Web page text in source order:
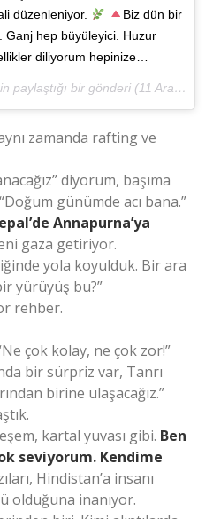
düzenleniyor.
Biz dün bir
Ganj hep büyüleyici. Huzur
diliyorum hepinize…
paylaştığı bir gönderi (11 Ara 2017, 01:54 PST
zamanda rafting ve
diyorum, başıma
günümde acı bana.”
Annapurna’ya
gaza getiriyor.
yola koyulduk. Bir ara
yürüyüş bu?”
rehber.
çok kolay, ne çok zor!”
bir sürpriz var, Tanrı
birine ulaşacağız.”
kartal yuvası gibi. Ben
seviyorum. Kendime
Hindistan’a insanı
olduğuna inanıyor.